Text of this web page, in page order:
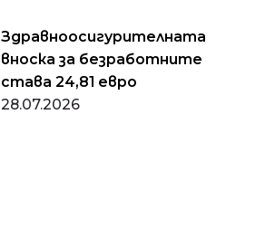
Здравноосигурителната
вноска за безработните
става 24,81 евро
28.07.2026